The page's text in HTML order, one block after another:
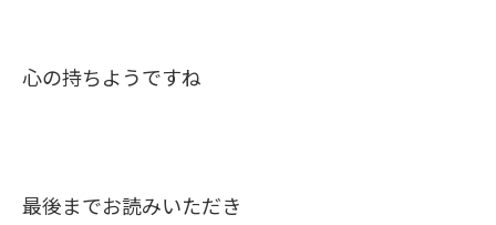
心の持ちようですね
最後までお読みいただき